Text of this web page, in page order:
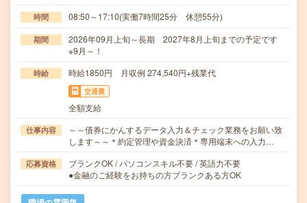
時間 08:50～17:10(実働7時間25分 休憩55分)
期間
2026年09月上旬～長期 2027年8月上旬までの予定です
※9月～！
時給 時給1850円 月収例 274,540円+残業代
交通費
全額支給
仕事内容
～～債券にかんするデータ入力＆チェック業務をお願い致
します～～＊約定管理や資金決済＊専用端末への入力…
応募資格
ブランクOK / パソコンスキル不要 / 英語力不要
●金融のご経験をお持ちの方ブランクある方OK